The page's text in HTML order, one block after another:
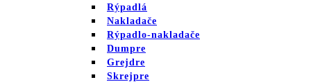
Rýpadlá
Nakladače
Rýpadlo-nakladače
Dumpre
Grejdre
Skrejpre